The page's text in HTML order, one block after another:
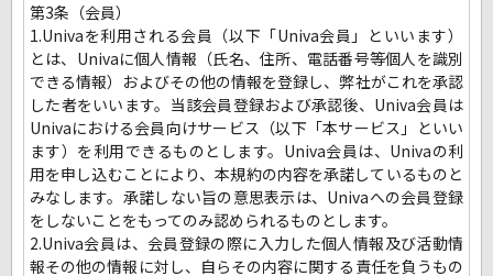
第3条（会員）
1.Univaを利用される会員（以下「Univa会員」といいます）
とは、Univaに個人情報（氏名、住所、電話番号等個人を識別
できる情報）およびその他の情報を登録し、弊社がこれを承認
した者をいいます。当該会員登録および承認後、Univa会員は
Univaにおける会員向けサービス（以下「本サービス」といい
ます）を利用できるものとします。Univa会員は、Univaの利
用を申し込むことにより、本規約の内容を承諾しているものと
みなします。承諾しない旨の意思表示は、Univaへの会員登録
をしないことをもってのみ認められるものとします。
2.Univa会員は、会員登録の際に入力した個人情報及び活動情
報その他の情報に対し、自らその内容に関する責任を負うもの